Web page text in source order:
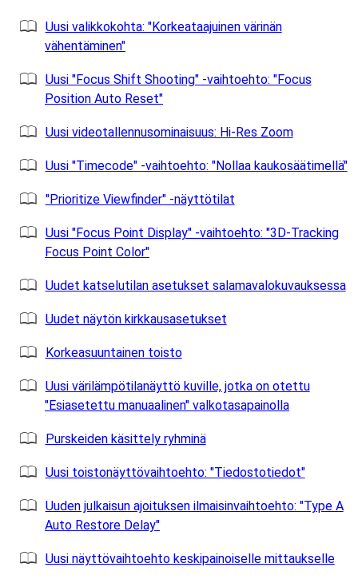
Uusi valikkokohta: "Korkeataajuinen värinän
vähentäminen"
Uusi "Focus Shift Shooting" -vaihtoehto: "Focus
Position Auto Reset"
Uusi videotallennusominaisuus: Hi-Res Zoom
Uusi "Timecode" -vaihtoehto: "Nollaa kaukosäätimellä"
"Prioritize Viewfinder" -näyttötilat
Uusi "Focus Point Display" -vaihtoehto: "3D-Tracking
Focus Point Color"
Uudet katselutilan asetukset salamavalokuvauksessa
Uudet näytön kirkkausasetukset
Korkeasuuntainen toisto
Uusi värilämpötilanäyttö kuville, jotka on otettu
"Esiasetettu manuaalinen" valkotasapainolla
Purskeiden käsittely ryhminä
Uusi toistonäyttövaihtoehto: "Tiedostotiedot"
Uuden julkaisun ajoituksen ilmaisinvaihtoehto: "Type A
Auto Restore Delay"
Uusi näyttövaihtoehto keskipainoiselle mittaukselle